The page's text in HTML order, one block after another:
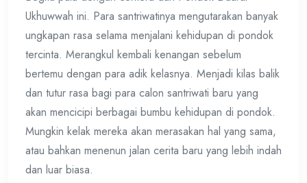
Ukhuwwah ini. Para santriwatinya mengutarakan banyak
ungkapan rasa selama menjalani kehidupan di pondok
tercinta. Merangkul kembali kenangan sebelum
bertemu dengan para adik kelasnya. Menjadi kilas balik
dan tutur rasa bagi para calon santriwati baru yang
akan mencicipi berbagai bumbu kehidupan di pondok.
Mungkin kelak mereka akan merasakan hal yang sama,
atau bahkan menenun jalan cerita baru yang lebih indah
dan luar biasa.